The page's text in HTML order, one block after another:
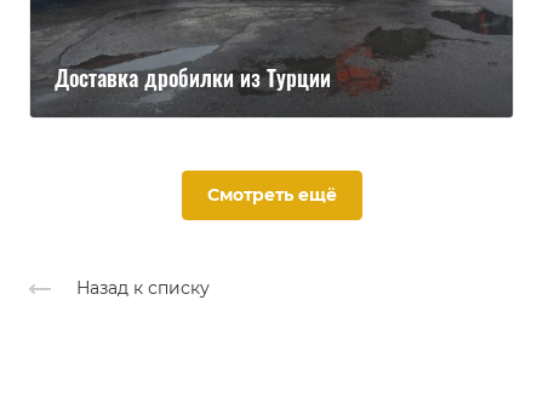
Доставка дробилки из Турции
Смотреть ещё
Назад к списку